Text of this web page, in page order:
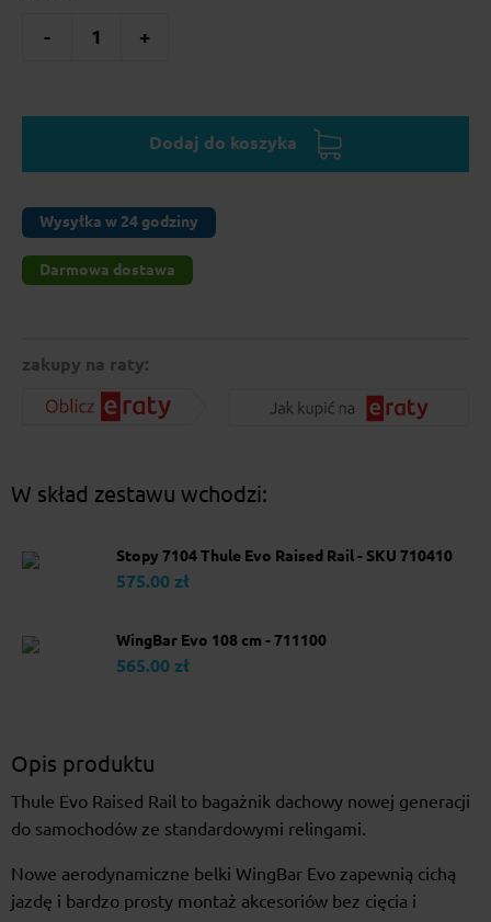
- 1 +
Dodaj do koszyka
Wysyłka w 24 godziny
Darmowa dostawa
zakupy na raty:
W skład zestawu wchodzi:
Stopy 7104 Thule Evo Raised Rail - SKU 710410
575.00 zł
WingBar Evo 108 cm - 711100
565.00 zł
Opis produktu
Thule Evo Raised Rail to bagażnik dachowy nowej generacji
do samochodów ze standardowymi relingami.
Nowe aerodynamiczne belki WingBar Evo zapewnią cichą
jazdę i bardzo prosty montaż akcesoriów bez cięcia i